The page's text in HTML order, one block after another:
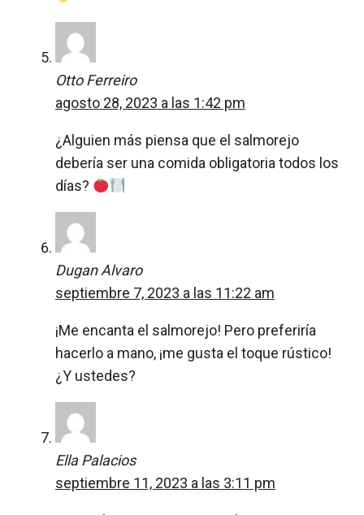
Otto Ferreiro
agosto 28, 2023 a las 1:42 pm
¿Alguien más piensa que el salmorejo
debería ser una comida obligatoria todos los
días?
Dugan Alvaro
septiembre 7, 2023 a las 11:22 am
¡Me encanta el salmorejo! Pero preferiría
hacerlo a mano, ¡me gusta el toque rústico!
¿Y ustedes?
Ella Palacios
septiembre 11, 2023 a las 3:11 pm